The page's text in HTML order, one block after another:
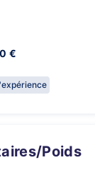
€